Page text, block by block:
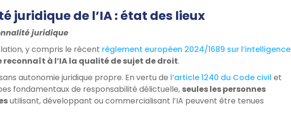
juridique de l’IA : état des lieux
juridique
y compris le récent règlement européen 2024/1689 sur l’intelligence
reconnaît à l’IA la qualité de sujet de droit.
autonomie juridique propre. En vertu de l’article 1240 du Code civil et
fondamentaux de responsabilité délictuelle, seules les personnes
utilisant, développant ou commercialisant l’IA peuvent être tenues